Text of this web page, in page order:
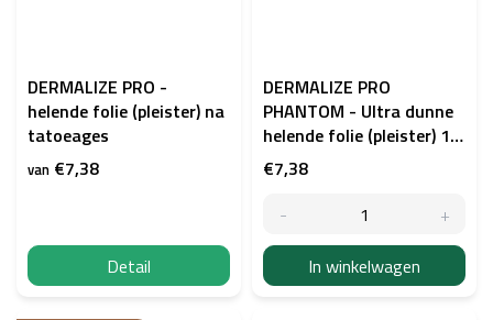
DERMALIZE PRO -
helende folie (pleister) na
tatoeages
van €7,38
Detail
DERMALIZE PRO
PHANTOM - Ultra dunne
helende folie (pleister) 15
x 10cm, 7 stuks
€7,38
In winkelwagen